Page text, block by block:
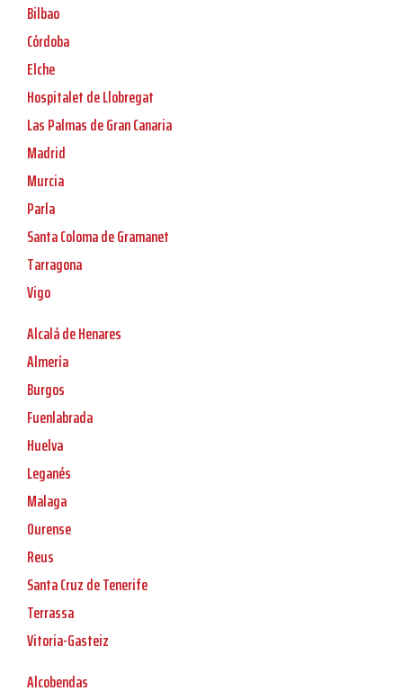
Bilbao
Córdoba
Elche
Hospitalet de Llobregat
Las Palmas de Gran Canaria
Madrid
Murcia
Parla
Santa Coloma de Gramanet
Tarragona
Vigo
Alcalá de Henares
Almería
Burgos
Fuenlabrada
Huelva
Leganés
Malaga
Ourense
Reus
Santa Cruz de Tenerife
Terrassa
Vitoria-Gasteiz
Alcobendas